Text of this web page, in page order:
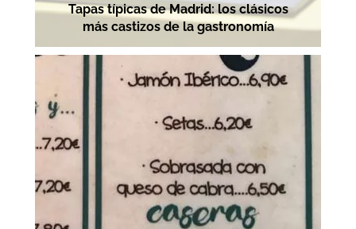
Tapas típicas de Madrid: los clásicos
más castizos de la gastronomía